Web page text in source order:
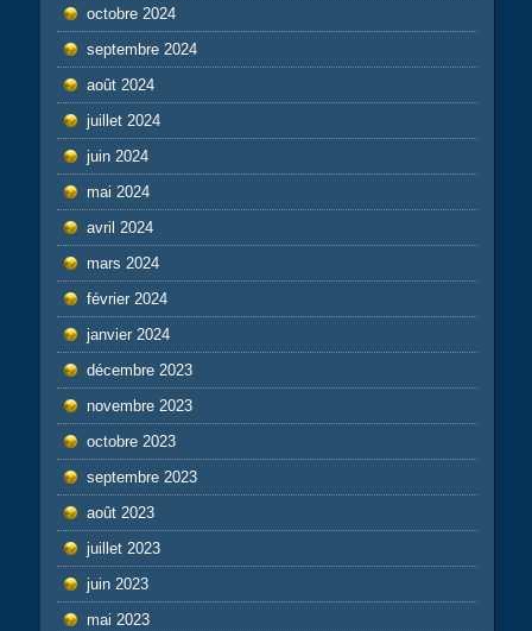
octobre 2024
septembre 2024
août 2024
juillet 2024
juin 2024
mai 2024
avril 2024
mars 2024
février 2024
janvier 2024
décembre 2023
novembre 2023
octobre 2023
septembre 2023
août 2023
juillet 2023
juin 2023
mai 2023